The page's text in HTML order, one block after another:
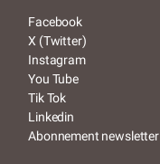
Facebook
X (Twitter)
Instagram
You Tube
Tik Tok
Linkedin
Abonnement newsletter